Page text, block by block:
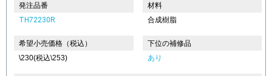
発注品番
TH72230R
材料
合成樹脂
希望小売価格（税込）
\230(税込\253)
下位の補修品
あり